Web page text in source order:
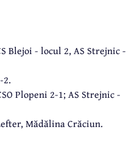
Blejoi - locul 2, AS Strejnic -
2.
Plopeni 2-1; AS Strejnic -
Mădălina Crăciun.